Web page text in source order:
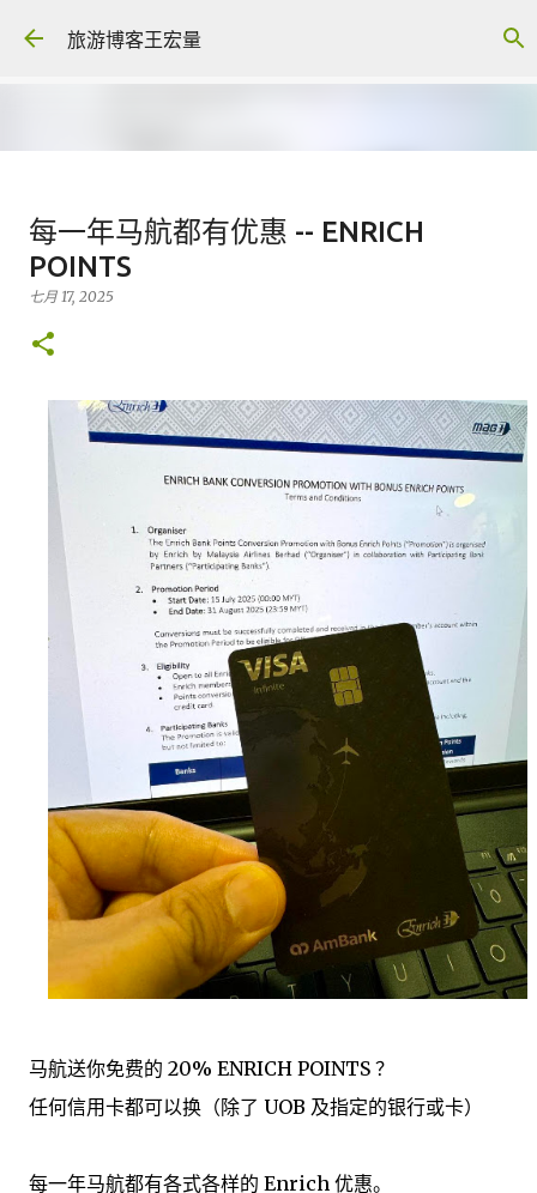
旅游博客王宏量
各大电脑专家公认最强的 -- Dual
screen Laptop
八月 06, 2026
每一年马航都有优惠 -- ENRICH
POINTS
七月 17, 2025
马航送你免费的 20% ENRICH POINTS ？
任何信用卡都可以换（除了 UOB 及指定的银行或卡）
每一年马航都有各式各样的 Enrich 优惠。